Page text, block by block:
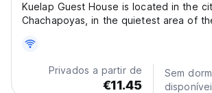
Kuelap Guest House is located in the
Chachapoyas, in the quietest area of
hot water, wifi, cable tv, garage and
have the best views of nature, a
atmosphere...
Privados a partir de
€11.45
Sem